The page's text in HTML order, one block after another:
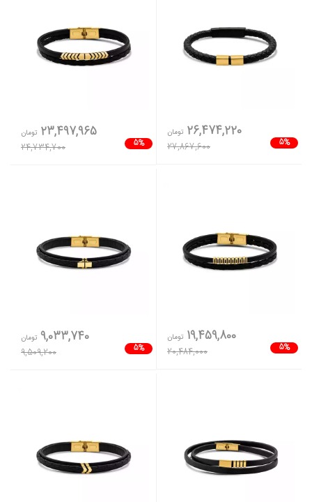
5%
26,474,220 تومان
27,867,600
5%
23,497,965 تومان
24,734,700
5%
19,459,800 تومان
20,484,000
5%
9,033,740 تومان
9,509,200